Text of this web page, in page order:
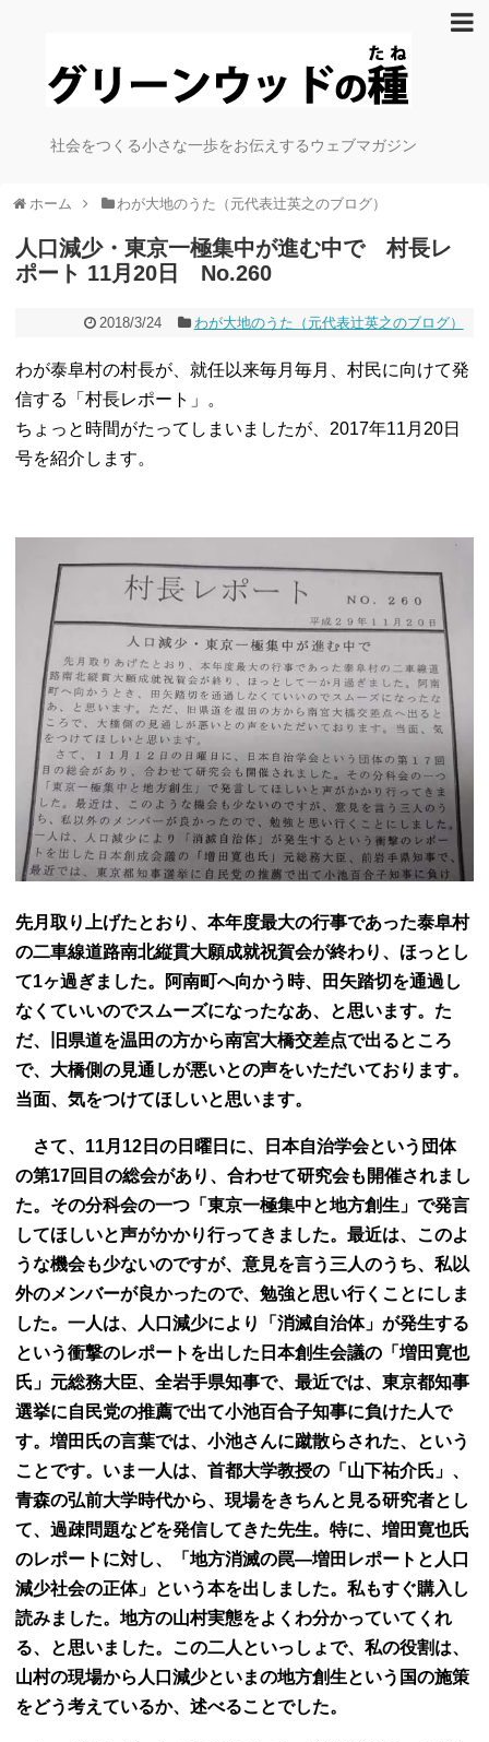
社会をつくる小さな一歩をお伝えするウェブマガジン
ホーム わが大地のうた（元代表辻英之のブログ）
人口減少・東京一極集中が進む中で 村長レ
ポート 11月20日 No.260
2018/3/24 わが大地のうた（元代表辻英之のブログ）
わが泰阜村の村長が、就任以来毎月毎月、村民に向けて発
信する「村長レポート」。
ちょっと時間がたってしまいましたが、2017年11月20日
号を紹介します。
先月取り上げたとおり、本年度最大の行事であった泰阜村
の二車線道路南北縦貫大願成就祝賀会が終わり、ほっとし
て1ヶ過ぎました。阿南町へ向かう時、田矢踏切を通過し
なくていいのでスムーズになったなあ、と思います。た
だ、旧県道を温田の方から南宮大橋交差点で出るところ
で、大橋側の見通しが悪いとの声をいただいております。
当面、気をつけてほしいと思います。
さて、11月12日の日曜日に、日本自治学会という団体
の第17回目の総会があり、合わせて研究会も開催されまし
た。その分科会の一つ「東京一極集中と地方創生」で発言
してほしいと声がかかり行ってきました。最近は、このよ
うな機会も少ないのですが、意見を言う三人のうち、私以
外のメンバーが良かったので、勉強と思い行くことにしま
した。一人は、人口減少により「消滅自治体」が発生する
という衝撃のレポートを出した日本創生会議の「増田寛也
氏」元総務大臣、全岩手県知事で、最近では、東京都知事
選挙に自民党の推薦で出て小池百合子知事に負けた人で
す。増田氏の言葉では、小池さんに蹴散らされた、という
ことです。いま一人は、首都大学教授の「山下祐介氏」、
青森の弘前大学時代から、現場をきちんと見る研究者とし
て、過疎問題などを発信してきた先生。特に、増田寛也氏
のレポートに対し、「地方消滅の罠―増田レポートと人口
減少社会の正体」という本を出しました。私もすぐ購入し
読みました。地方の山村実態をよくわ分かっていてくれ
る、と思いました。この二人といっしょで、私の役割は、
山村の現場から人口減少といまの地方創生という国の施策
をどう考えているか、述べることでした。